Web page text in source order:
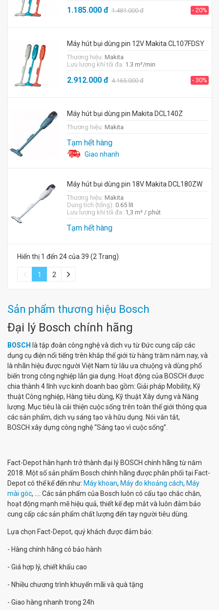
1.185.000đ 1.481.000đ - 20%
Máy hút bụi dùng pin 12V Makita CL107FDSY
Thương hiệu: Makita
Lưu lượng khí tối đa: 1.3 m³/min
2.912.000đ 4.165.000đ - 30%
Máy hút bụi dùng pin Makita DCL140Z
Thương hiệu: Makita
Tạm hết hàng
Giao nhanh
Máy hút bụi dùng pin 18V Makita DCL180ZW
Thương hiệu: Makita
Dung tích (tổng): 0.65 lít
Lưu lượng khí tối đa: 1,3 m³ / phút
Tạm hết hàng
Hiển thị 1 đến 24 của 39 (2 Trang)
1 2
Sản phẩm thương hiệu Bosch
Đại lý Bosch chính hãng
BOSCH là tập đoàn công nghệ và dịch vụ từ Đức cung cấp các
dụng cụ điện nổi tiếng trên khắp thế giới từ hàng trăm năm nay, và
là nhãn hiệu được người Việt Nam từ lâu ưa chuộng và dùng phổ
biến trong công nghiệp lẫn gia dụng. Hoạt động của BOSCH được
chia thành 4 lĩnh vực kinh doanh bao gồm: Giải pháp Mobility, Kỹ
thuật Công nghiệp, Hàng tiêu dùng, Kỹ thuật Xây dựng và Năng
lượng. Mục tiêu là cải thiện cuộc sống trên toàn thế giới thông qua
các sản phẩm, dịch vụ sáng tạo và hữu dụng. Nói vắn tắt,
BOSCH xây dựng công nghệ “Sáng tạo vì cuộc sống”.
Fact-Depot hân hạnh trở thành đại lý BOSCH chính hãng từ năm
2018. Một số sản phẩm Bosch chính hãng được phân phối tại Fact-
Depot có thể kể đến như: Máy khoan, Máy đo khoảng cách, Máy
mài góc, .... Các sản phẩm của Bosch luôn có cấu tạo chắc chắn,
hoạt động mạnh mẽ hiệu quả, thiết kế đẹp mắt và luôn đảm bảo
cung cấp các sản phẩm chất lượng đến tay người tiêu dùng.
Lựa chọn Fact-Depot, quý khách được đảm bảo:
- Hàng chính hãng có bảo hành
- Giá hợp lý, chiết khấu cao
- Nhiều chương trình khuyến mãi và quà tặng
- Giao hàng nhanh trong 24h